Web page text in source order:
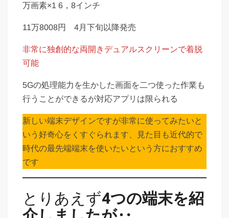
万画素×1 6，8インチ
11万8008円 4月下旬以降発売
非常に独創的な両開きデュアルスクリーンで着脱
可能
5Gの処理能力を生かした画面を二つ使った作業も
行うことができるが対応アプリは限られる
新しい端末デザインですが非常に使ってみたいと
いう好奇心をくすぐられます、見た目も近代的で
時代の最先端端末を使いたいという方におすすめ
です
とりあえず4つの端末を紹